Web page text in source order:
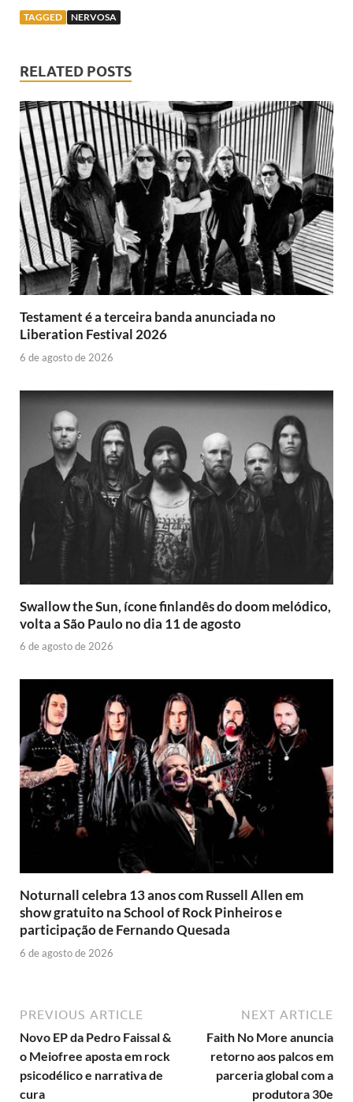
TAGGED NERVOSA
RELATED POSTS
Testament é a terceira banda anunciada no
Liberation Festival 2026
6 de agosto de 2026
Swallow the Sun, ícone finlandês do doom melódico,
volta a São Paulo no dia 11 de agosto
6 de agosto de 2026
Noturnall celebra 13 anos com Russell Allen em
show gratuito na School of Rock Pinheiros e
participação de Fernando Quesada
6 de agosto de 2026
PREVIOUS ARTICLE
Novo EP da Pedro Faissal &
o Meiofree aposta em rock
psicodélico e narrativa de
cura
NEXT ARTICLE
Faith No More anuncia
retorno aos palcos em
parceria global com a
produtora 30e